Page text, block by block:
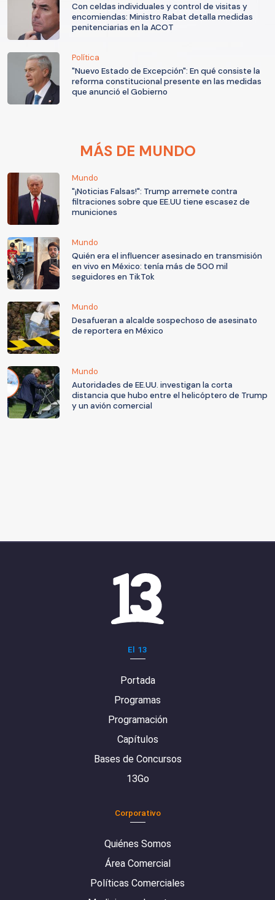
Con celdas individuales y control de visitas y
encomiendas: Ministro Rabat detalla medidas
penitenciarias en la ACOT
Política
"Nuevo Estado de Excepción": En qué consiste la
reforma constitucional presente en las medidas
que anunció el Gobierno
MÁS DE MUNDO
Mundo
"¡Noticias Falsas!": Trump arremete contra
filtraciones sobre que EE.UU tiene escasez de
municiones
Mundo
Quién era el influencer asesinado en transmisión
en vivo en México: tenía más de 500 mil
seguidores en TikTok
Mundo
Desafueran a alcalde sospechoso de asesinato
de reportera en México
Mundo
Autoridades de EE.UU. investigan la corta
distancia que hubo entre el helicóptero de Trump
y un avión comercial
El 13
Portada
Programas
Programación
Capítulos
Bases de Concursos
13Go
Corporativo
Quiénes Somos
Área Comercial
Políticas Comerciales